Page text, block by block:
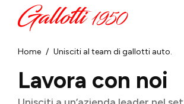
Home Unisciti al team di gallotti auto.
Lavora con noi